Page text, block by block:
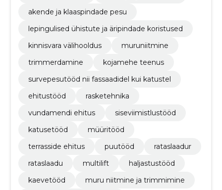
akende ja klaaspindade pesu
lepingulised ühistute ja äripindade koristused
kinnisvara välihooldus
muruniitmine
trimmerdamine
kojamehe teenus
survepesutööd nii fassaadidel kui katustel
ehitustööd
rasketehnika
vundamendi ehitus
siseviimistlustööd
katusetööd
müüritööd
terrasside ehitus
puutööd
rataslaadur
rataslaadu
multilift
haljastustööd
kaevetööd
muru niitmine ja trimmimine